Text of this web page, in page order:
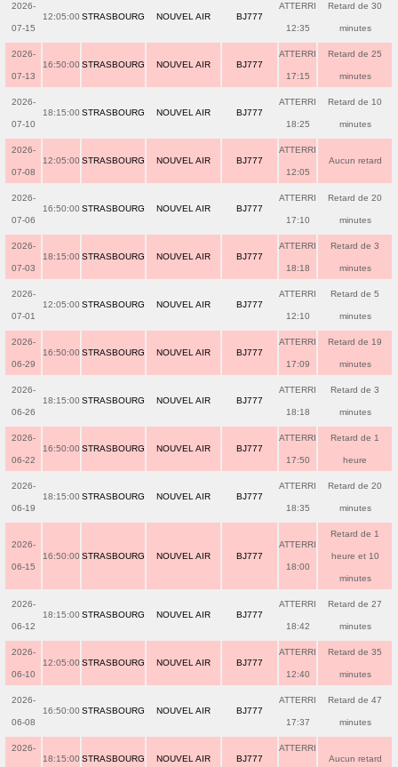
2026-
07-15
12:05:00 STRASBOURG NOUVEL AIR BJ777
ATTERRI
12:35
Retard de 30
minutes
2026-
07-13
16:50:00 STRASBOURG NOUVEL AIR BJ777
ATTERRI
17:15
Retard de 25
minutes
2026-
07-10
18:15:00 STRASBOURG NOUVEL AIR BJ777
ATTERRI
18:25
Retard de 10
minutes
2026-
07-08
12:05:00 STRASBOURG NOUVEL AIR BJ777
ATTERRI
12:05
Aucun retard
2026-
07-06
16:50:00 STRASBOURG NOUVEL AIR BJ777
ATTERRI
17:10
Retard de 20
minutes
2026-
07-03
18:15:00 STRASBOURG NOUVEL AIR BJ777
ATTERRI
18:18
Retard de 3
minutes
2026-
07-01
12:05:00 STRASBOURG NOUVEL AIR BJ777
ATTERRI
12:10
Retard de 5
minutes
2026-
06-29
16:50:00 STRASBOURG NOUVEL AIR BJ777
ATTERRI
17:09
Retard de 19
minutes
2026-
06-26
18:15:00 STRASBOURG NOUVEL AIR BJ777
ATTERRI
18:18
Retard de 3
minutes
2026-
06-22
16:50:00 STRASBOURG NOUVEL AIR BJ777
ATTERRI
17:50
Retard de 1
heure
2026-
06-19
18:15:00 STRASBOURG NOUVEL AIR BJ777
ATTERRI
18:35
Retard de 20
minutes
2026-
06-15
16:50:00 STRASBOURG NOUVEL AIR BJ777
ATTERRI
18:00
Retard de 1
heure et 10
minutes
2026-
06-12
18:15:00 STRASBOURG NOUVEL AIR BJ777
ATTERRI
18:42
Retard de 27
minutes
2026-
06-10
12:05:00 STRASBOURG NOUVEL AIR BJ777
ATTERRI
12:40
Retard de 35
minutes
2026-
06-08
16:50:00 STRASBOURG NOUVEL AIR BJ777
ATTERRI
17:37
Retard de 47
minutes
2026-
18:15:00 STRASBOURG NOUVEL AIR BJ777
ATTERRI
Aucun retard